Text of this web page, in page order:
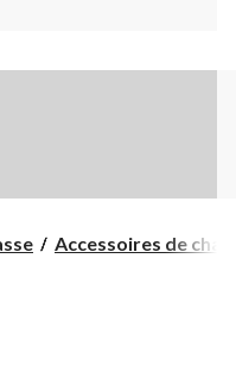
Accessoires de